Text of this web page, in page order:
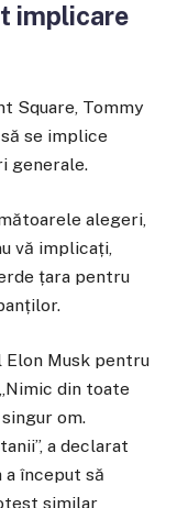
implicare
Square, Tommy
se implice
generale.
alegeri,
vă implicați,
țara pentru
Elon Musk pentru
din toate
om.
a declarat
a început să
similar